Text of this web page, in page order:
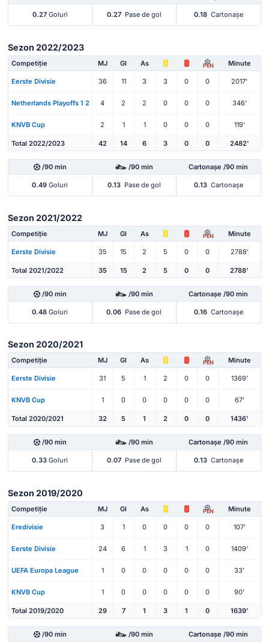
0.27Goluri 0.27 Pase de gol 0.18 Cartonașe
Sezon 2022/2023
Competiție MJ Gl As PEN Minute
Eerste Divisie 36 11 3 3 0 0 2017'
Netherlands Playoffs 1 2 4 2 2 0 0 0 346'
KNVB Cup 2 1 1 0 0 0 119'
Total 2022/2023 42 14 6 3 0 0 2482'
/90 min /90 min Cartonașe /90 min
0.49 Goluri 0.13 Pase de gol 0.13 Cartonașe
Sezon 2021/2022
Competiție MJ Gl As PEN Minute
Eerste Divisie 35 15 2 5 0 0 2788'
Total 2021/2022 35 15 2 5 0 0 2788'
/90 min /90 min Cartonașe /90 min
0.48 Goluri 0.06 Pase de gol 0.16 Cartonașe
Sezon 2020/2021
Competiție MJ Gl As PEN Minute
Eerste Divisie 31 5 1 2 0 0 1369'
KNVB Cup 1 0 0 0 0 0 67'
Total 2020/2021 32 5 1 2 0 0 1436'
/90 min /90 min Cartonașe /90 min
0.33 Goluri 0.07 Pase de gol 0.13 Cartonașe
Sezon 2019/2020
Competiție MJ Gl As PEN Minute
Eredivisie 3 1 0 0 0 0 107'
Eerste Divisie 24 6 1 3 1 0 1409'
UEFA Europa League 1 0 0 0 0 0 33'
KNVB Cup 1 0 0 0 0 0 90'
Total 2019/2020 29 7 1 3 1 0 1639'
/90 min /90 min Cartonașe /90 min